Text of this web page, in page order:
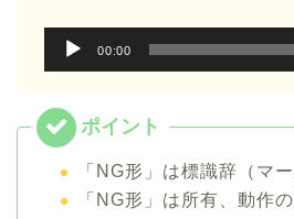
声
レ
ヤ
00:00
「NG形」は標識辞（マ
「NG形」は所有、動作